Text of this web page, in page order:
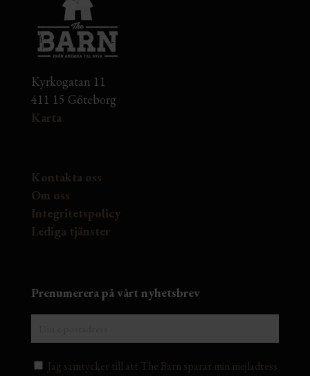
Kyrkogatan 11
411 15 Göteborg
Karta
Kontakta oss
Om oss
Integritetspolicy
Lediga tjänster
Prenumerera på vårt nyhetsbrev
Jag samtycker till att The Barn sparar min mejladress